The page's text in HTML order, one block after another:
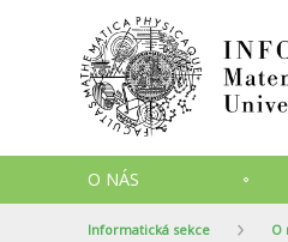
O NÁS
Informatická sekce O